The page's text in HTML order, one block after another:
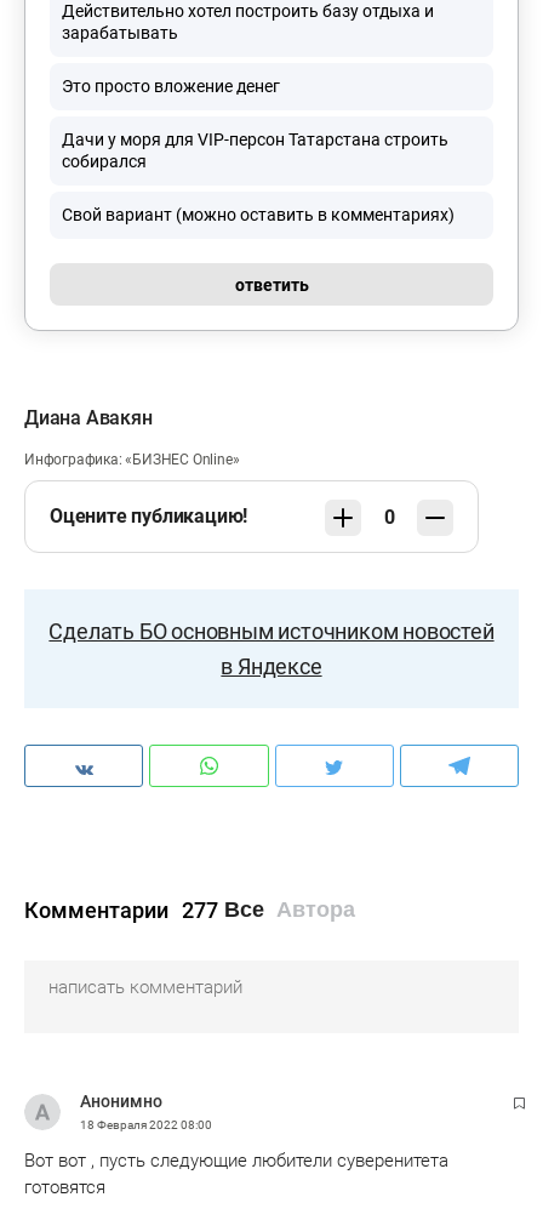
Действительно хотел построить базу отдыха и
зарабатывать
Это просто вложение денег
Дачи у моря для VIP-персон Татарстана строить
собирался
Свой вариант (можно оставить в комментариях)
ответить
Диана Авакян
Инфографика: «БИЗНЕС Online»
Оцените публикацию! 0
Сделать БО основным источником новостей
в Яндексе
Комментарии 277 Все Автора
Анонимно
18 Февраля 2022 08:00
Вот вот , пусть следующие любители суверенитета
готовятся